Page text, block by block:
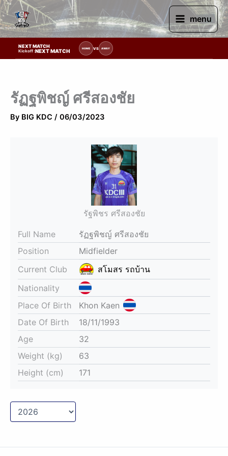
Skip
to
content
menu
NEXT MATCH
Kickoff :NEXT MATCH HOME VS AWAY
ายการแข่งขัน | รอระบุวันแข่งขัน | รอข้อมูลทีมแข่งขัน
รัฏฐพิชญ์ ศรีสองชัย
By BIG KDC / 06/03/2023
รัฐพิชร ศรีสองชัย
Full Name
รัฏฐพิชญ์ ศรีสองชัย
Position
Midfielder
Current Club
สโมสร รถบ้าน
Nationality
Place Of Birth
Khon Kaen
Date Of Birth
18/11/1993
Age
32
Weight (kg)
63
Height (cm)
171